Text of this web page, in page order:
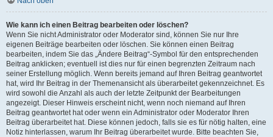
Wie kann ich einen Beitrag bearbeiten oder löschen?
Wenn Sie nicht Administrator oder Moderator sind, können Sie nur Ihre
eigenen Beiträge bearbeiten oder löschen. Sie können einen Beitrag
bearbeiten, indem Sie das „Ändere Beitrag“-Symbol für den entsprechenden
Beitrag anklicken; eventuell ist dies nur für einen begrenzten Zeitraum nach
seiner Erstellung möglich. Wenn bereits jemand auf Ihren Beitrag geantwortet
hat, wird Ihr Beitrag in der Themenansicht als überarbeitet gekennzeichnet. Es
wird sowohl die Anzahl als auch der letzte Zeitpunkt der Bearbeitungen
angezeigt. Dieser Hinweis erscheint nicht, wenn noch niemand auf Ihren
Beitrag geantwortet hat oder wenn ein Administrator oder Moderator Ihren
Beitrag überarbeitet hat. Diese können jedoch, falls sie es für nötig halten, eine
Notiz hinterlassen, warum Ihr Beitrag überarbeitet wurde. Bitte beachten Sie,